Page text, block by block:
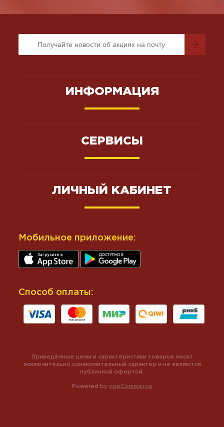
ИНФОРМАЦИЯ
СЕРВИСЫ
ЛИЧНЫЙ КАБИНЕТ
Мобильное приложение:
Способ оплаты:
Powered by nopCommerce
Приведённые цены и характеристики товаров носят
исключительно ознакомительный характер и не являются
публичной офертой.